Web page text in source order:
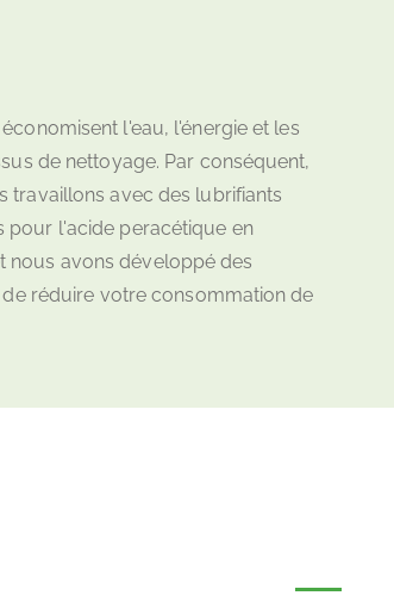
l'eau, l'énergie et les
de nettoyage. Par conséquent,
travaillons avec des lubrifiants
pour l'acide peracétique en
nous avons développé des
réduire votre consommation de